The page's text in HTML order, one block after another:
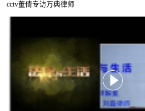
cctv董倩专访万典律师